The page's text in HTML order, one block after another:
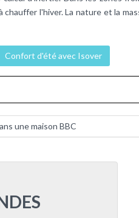
l'hiver. La nature et la
Confort d'été avec Isover
une maison BBC